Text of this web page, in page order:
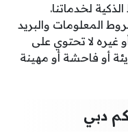
لخدماتنا.
المعلومات والبريد
غيره لا تحتوي على
أو فاحشة أو مهينة
دبي